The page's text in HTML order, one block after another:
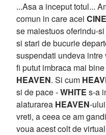
...Asa a inceput totul...
comun in care acei
se maiestuos oferindu-
si stari de bucurie
suspendati undeva
fi putut imbraca mai
HEAVEN. Si cum
si de pace -WHITE s-a
alaturarea HEAVEN-
vreti, a ceea ce am
voua acest colt de